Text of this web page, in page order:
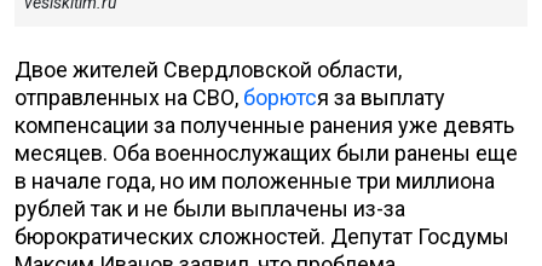
Двое жителей Свердловской области,
отправленных на СВО, борются за выплату
компенсации за полученные ранения уже девять
месяцев. Оба военнослужащих были ранены еще
в начале года, но им положенные три миллиона
рублей так и не были выплачены из-за
бюрократических сложностей. Депутат Госдумы